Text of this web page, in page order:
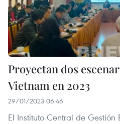
Proyectan dos
Vietnam en 2023
29/01/2023 06:46
El Instituto Central de Gestión